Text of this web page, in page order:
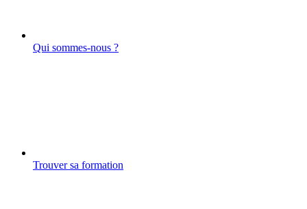
Qui sommes-nous ?
Trouver sa formation